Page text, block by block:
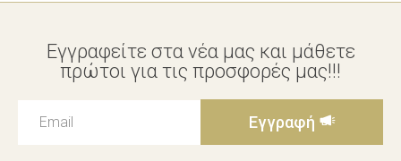
Εγγραφείτε στα νέα μας και μάθετε
πρώτοι για τις προσφορές μας!!!
Εγγραφή